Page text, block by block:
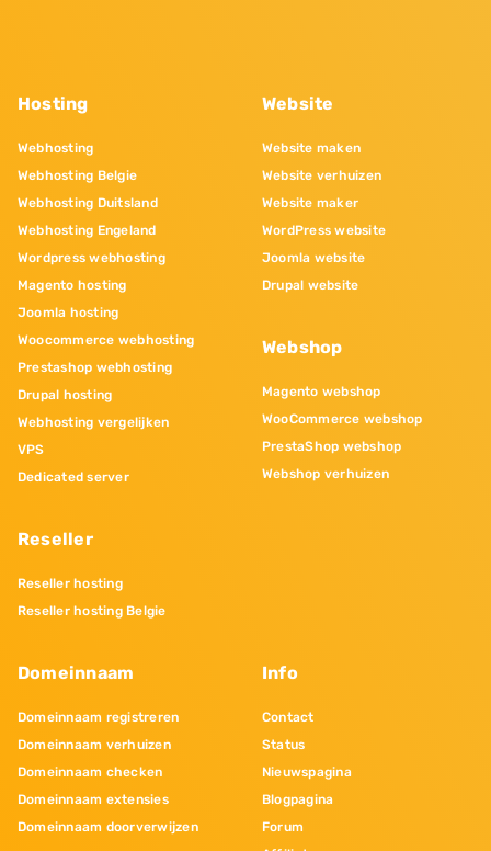
Hosting
Webhosting
Webhosting Belgie
Webhosting Duitsland
Webhosting Engeland
Wordpress webhosting
Magento hosting
Joomla hosting
Woocommerce webhosting
Prestashop webhosting
Drupal hosting
Webhosting vergelijken
VPS
Dedicated server
Reseller
Reseller hosting
Reseller hosting Belgie
Website
Website maken
Website verhuizen
Website maker
WordPress website
Joomla website
Drupal website
Webshop
Magento webshop
WooCommerce webshop
PrestaShop webshop
Webshop verhuizen
Domeinnaam
Domeinnaam registreren
Domeinnaam verhuizen
Domeinnaam checken
Domeinnaam extensies
Domeinnaam doorverwijzen
Info
Contact
Status
Nieuwspagina
Blogpagina
Forum